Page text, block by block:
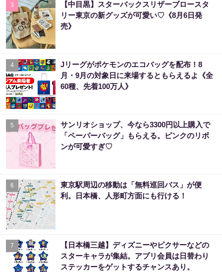
3
【中目黒】スターバックスリザーブロースタ
リー東京の新グッズが可愛い♡《8月6日発
売》
4
Jリーグがポケモンのエコバッグを配布！8
月・9月の対象日に来場するともらえるよ《全
60種、先着100万人》
5
サンリオショップ、今なら3300円以上購入で
「ペーパーバッグ」もらえる。ピンクのリボ
ンが可愛すぎ♡
6
東京駅周辺の移動は「無料巡回バス」が便
利。日本橋、人形町方面にも行ける！
7
【日本橋三越】ディズニーやピクサーなどの
スターキャラが集結。アプリ会員は日替わり
ステッカーをゲットするチャンスあり。